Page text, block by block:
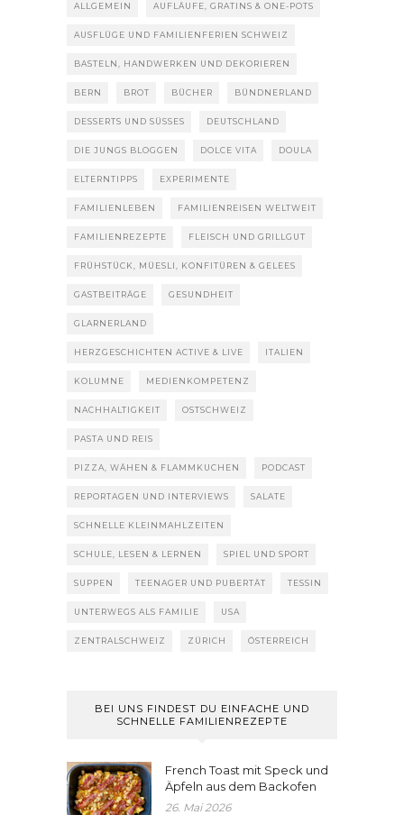
ALLGEMEIN AUFLÄUFE, GRATINS & ONE-POTS
AUSFLÜGE UND FAMILIENFERIEN SCHWEIZ
BASTELN, HANDWERKEN UND DEKORIEREN
BERN BROT BÜCHER BÜNDNERLAND
DESSERTS UND SÜSSES DEUTSCHLAND
DIE JUNGS BLOGGEN DOLCE VITA DOULA
ELTERNTIPPS EXPERIMENTE
FAMILIENLEBEN FAMILIENREISEN WELTWEIT
FAMILIENREZEPTE FLEISCH UND GRILLGUT
FRÜHSTÜCK, MÜESLI, KONFITÜREN & GELEES
GASTBEITRÄGE GESUNDHEIT
GLARNERLAND
HERZGESCHICHTEN ACTIVE & LIVE ITALIEN
KOLUMNE MEDIENKOMPETENZ
NACHHALTIGKEIT OSTSCHWEIZ
PASTA UND REIS
PIZZA, WÄHEN & FLAMMKUCHEN PODCAST
REPORTAGEN UND INTERVIEWS SALATE
SCHNELLE KLEINMAHLZEITEN
SCHULE, LESEN & LERNEN SPIEL UND SPORT
SUPPEN TEENAGER UND PUBERTÄT TESSIN
UNTERWEGS ALS FAMILIE USA
ZENTRALSCHWEIZ ZÜRICH ÖSTERREICH
BEI UNS FINDEST DU EINFACHE UND
SCHNELLE FAMILIENREZEPTE
French Toast mit Speck und
Äpfeln aus dem Backofen
26. Mai 2026